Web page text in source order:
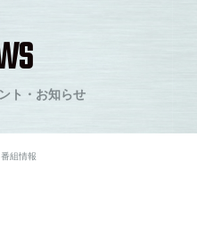
ト・お知らせ
番組情報